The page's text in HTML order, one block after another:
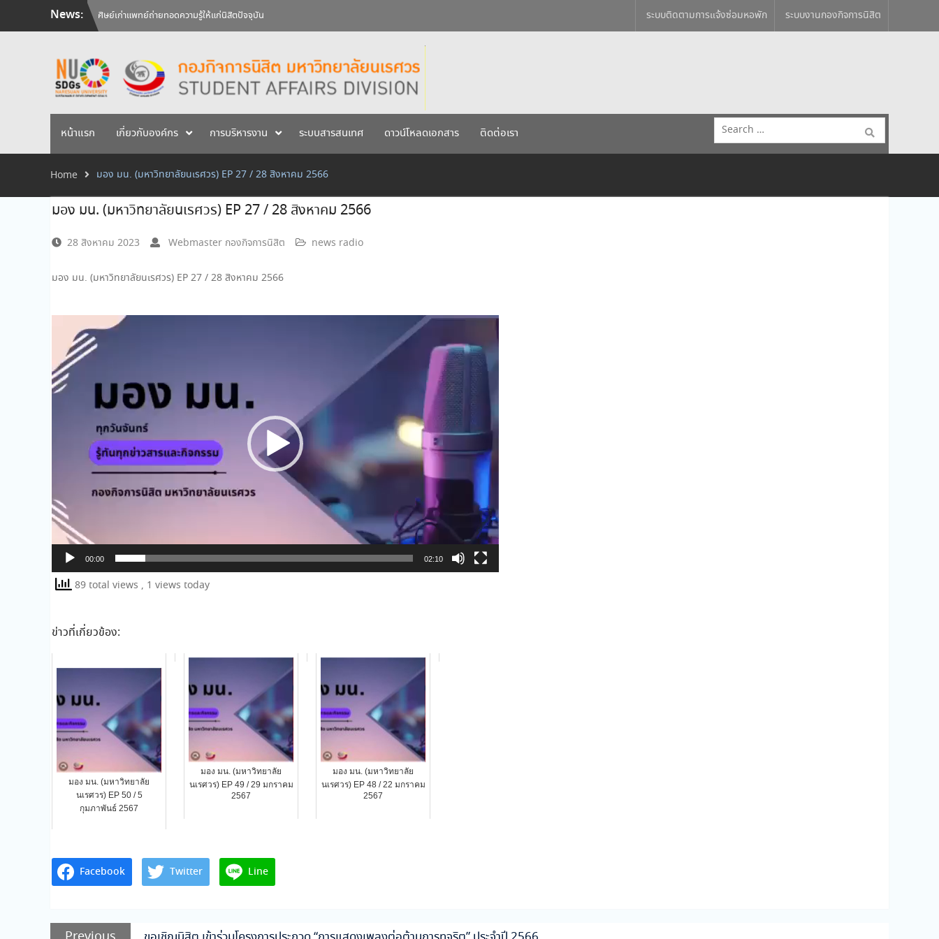
News:
ศิษย์เก่าแพทย์ถ่ายทอดความรู้ให้แก่นิสิตปัจจุบัน
วันคล้ายวันสถาปนามหาวิทยาลัยนเรศวร ครบรอบ 36 ปี 29 กรกฎาคม 2569
ระบบติดตามการแจ้งซ่อมหอพัก ระบบงานกองกิจการนิสิต
หน้าแรก เกี่ยวกับองค์กร การบริหารงาน ระบบสารสนเทศ ดาวน์โหลดเอกสาร ติดต่อเรา
Search
for:
Home มอง มน. (มหาวิทยาลัยนเรศวร) EP 27 / 28 สิงหาคม 2566
มอง มน. (มหาวิทยาลัยนเรศวร) EP 27 / 28 สิงหาคม 2566
28 สิงหาคม 2023 Webmaster กองกิจการนิสิต news radio
มอง มน. (มหาวิทยาลัยนเรศวร) EP 27 / 28 สิงหาคม 2566
ไฟล์
วิดีโอ
00:00 02:10
89 total views , 1 views today
ข่าวที่เกี่ยวข้อง:
มอง มน. (มหาวิทยาลัย
นเรศวร) EP 50 / 5
กุมภาพันธ์ 2567
มอง มน. (มหาวิทยาลัย
นเรศวร) EP 49 / 29 มกราคม
2567
มอง มน. (มหาวิทยาลัย
นเรศวร) EP 48 / 22 มกราคม
2567
Facebook Twitter Line
แนะแนว
Previous